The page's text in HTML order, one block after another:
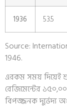
1936 53.5
Source:
1946.
এরকম সময় দিয়েই
রেজিমেন্টের
বিপজ্জনক দুর্ভেদ্য